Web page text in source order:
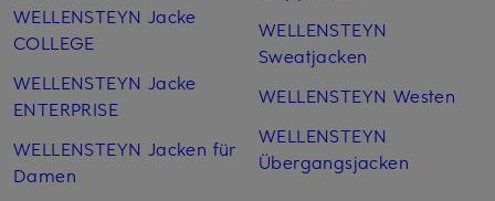
WELLENSTEYN Jacke
COLLEGE
WELLENSTEYN Jacke
ENTERPRISE
WELLENSTEYN Jacken für
Damen
WELLENSTEYN
Sweatjacken
WELLENSTEYN Westen
WELLENSTEYN
Übergangsjacken